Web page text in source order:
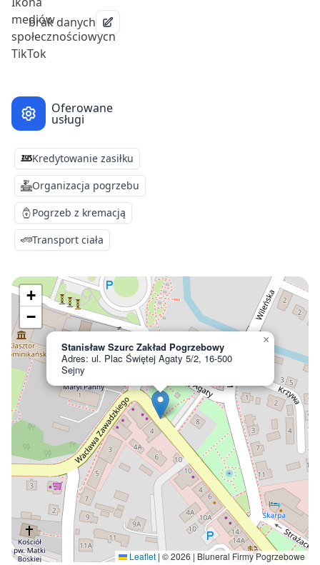
brak danych
Oferowane
usługi
Kredytowanie zasiłku
Organizacja pogrzebu
Pogrzeb z kremacją
Transport ciała
Stanisław Szurc Zakład Pogrzebowy
Adres: ul. Plac Świętej Agaty 5/2, 16-500
Sejny
×
+
−
Leaflet | © 2026 | Bluneral Firmy Pogrzebowe